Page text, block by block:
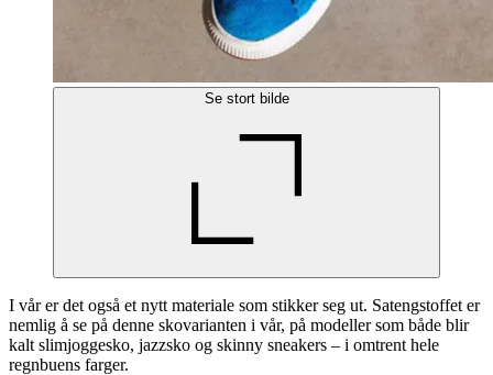
Se stort bilde
I vår er det også et nytt materiale som stikker seg ut. Satengstoffet er
nemlig å se på denne skovarianten i vår, på modeller som både blir
kalt slimjoggesko, jazzsko og skinny sneakers – i omtrent hele
regnbuens farger.